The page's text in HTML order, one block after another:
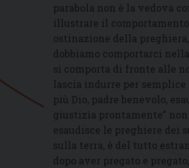
parabola non è la vedova
illustrare il
ostinazione della
dobbiamo comportarci
si comporta di fronte alle
lascia indurre per
più Dio, padre benevolo,
giustizia prontamente”
esaudisce le preghiere dei
sulla terra, è del tutto
dopo aver pregato e